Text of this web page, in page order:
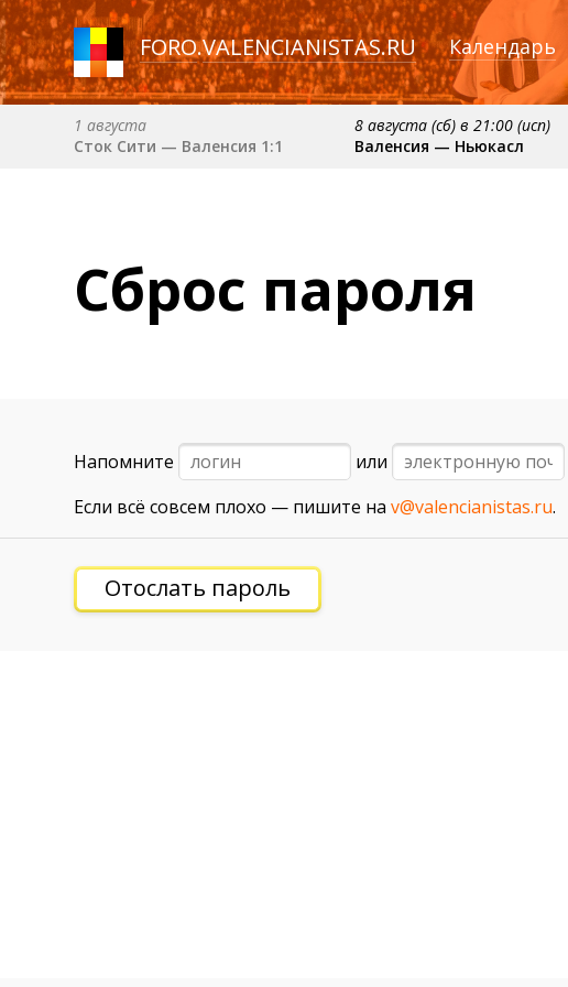
FORO.VALENCIANISTAS.RU Календарь
1 августа
Сток Сити — Валенсия 1:1
8 августа (сб) в 21:00 (исп)
Валенсия — Ньюкасл
Валенсия — Атлетик
Сброс пароля
Напомните или
Если всё совсем плохо — пишите наv@valencianistas.ru.